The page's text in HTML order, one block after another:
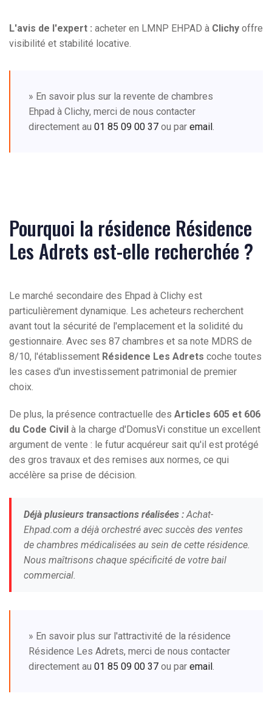
L'avis de l'expert : acheter en LMNP EHPAD à Clichy offre
visibilité et stabilité locative.
» En savoir plus sur la revente de chambres
Ehpad à Clichy, merci de nous contacter
directement au 01 85 09 00 37 ou par email
Pourquoi la résidence Résidence
Les Adrets est-elle recherchée ?
Le marché secondaire des Ehpad à Clichy est
particulièrement dynamique. Les acheteurs recherchent
avant tout la sécurité de l'emplacement et la solidité du
gestionnaire. Avec ses 87 chambres et sa note MDRS de
8/10, l'établissement Résidence Les Adrets coche toutes
les cases d'un investissement patrimonial de premier
choix.
De plus, la présence contractuelle des Articles 605 et 606
du Code Civil à la charge d'DomusVi constitue un excellent
argument de vente : le futur acquéreur sait qu'il est protégé
des gros travaux et des remises aux normes, ce qui
accélère sa prise de décision.
Déjà plusieurs transactions réalisées : Achat-
Ehpad.com a déjà orchestré avec succès des ventes
de chambres médicalisées au sein de cette résidence.
Nous maîtrisons chaque spécificité de votre bail
commercial.
» En savoir plus sur l'attractivité de la résidence
Résidence Les Adrets, merci de nous contacter
directement au 01 85 09 00 37 ou par email